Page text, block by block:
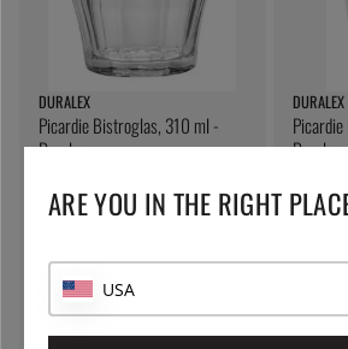
DURALEX
Picardie Bistroglas, 310 ml -
Duralex
DURALEX
Duralex
ARE YOU IN THE RIGHT
USA